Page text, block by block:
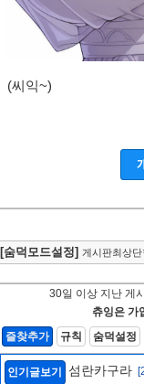
(씨익~)
[숨덕모드설정] 게시판최상
30일 이상 지난 게
츄잉은 가
즐찾추가
규칙 숨덕설정
인기글보기 섬란카구라